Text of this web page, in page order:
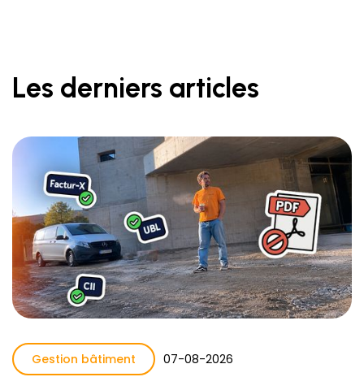
Les derniers articles
Gestion bâtiment 07-08-2026